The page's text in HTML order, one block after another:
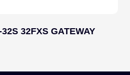
32FXS GATEWAY